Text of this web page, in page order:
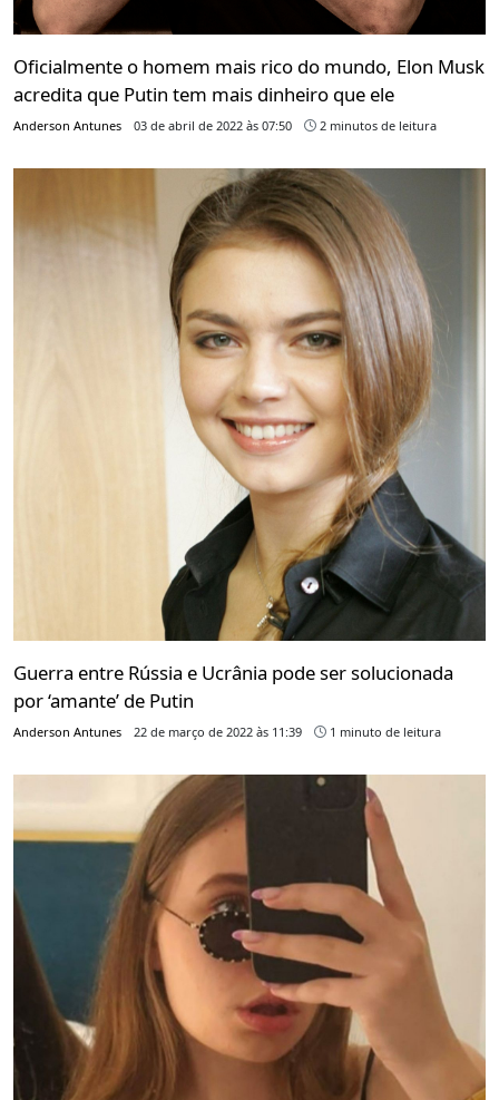
Oficialmente o homem mais rico do mundo, Elon Musk
acredita que Putin tem mais dinheiro que ele
Anderson Antunes 03 de abril de 2022 às 07:50 2 minutos de leitura
Guerra entre Rússia e Ucrânia pode ser solucionada
por ‘amante’ de Putin
Anderson Antunes 22 de março de 2022 às 11:39 1 minuto de leitura